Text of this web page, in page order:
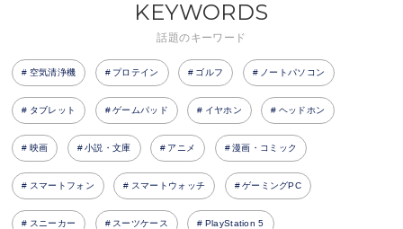
KEYWORDS
話題のキーワード
空気清浄機 プロテイン ゴルフ ノートパソコン
タブレット ゲームパッド イヤホン ヘッドホン
映画 小説・文庫 アニメ 漫画・コミック
スマートフォン スマートウォッチ ゲーミングPC
スニーカー スーツケース PlayStation 5